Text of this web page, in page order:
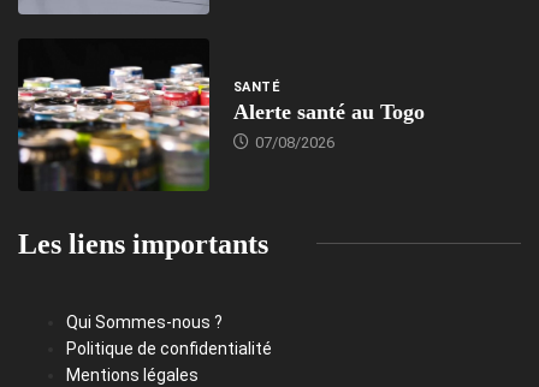
SANTÉ
Alerte santé au Togo
07/08/2026
Les liens importants
Qui Sommes-nous ?
Politique de confidentialité
Mentions légales